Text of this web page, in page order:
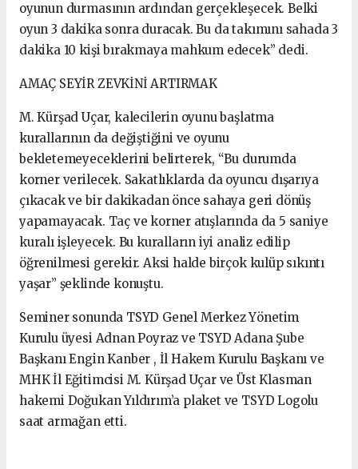
oyunun durmasının ardından gerçekleşecek. Belki
oyun 3 dakika sonra duracak. Bu da takımını sahada 3
dakika 10 kişi bırakmaya mahkum edecek” dedi.
AMAÇ SEYİR ZEVKİNİ ARTIRMAK
M. Kürşad Uçar, kalecilerin oyunu başlatma
kurallarının da değiştiğini ve oyunu
bekletemeyeceklerini belirterek, “Bu durumda
korner verilecek. Sakatlıklarda da oyuncu dışarıya
çıkacak ve bir dakikadan önce sahaya geri dönüş
yapamayacak. Taç ve korner atışlarında da 5 saniye
kuralı işleyecek. Bu kuralların iyi analiz edilip
öğrenilmesi gerekir. Aksi halde birçok kulüp sıkıntı
yaşar” şeklinde konuştu.
Seminer sonunda TSYD Genel Merkez Yönetim
Kurulu üyesi Adnan Poyraz ve TSYD Adana Şube
Başkanı Engin Kanber , İl Hakem Kurulu Başkanı ve
MHK İl Eğitimcisi M. Kürşad Uçar ve Üst Klasman
hakemi Doğukan Yıldırım’a plaket ve TSYD Logolu
saat armağan etti.